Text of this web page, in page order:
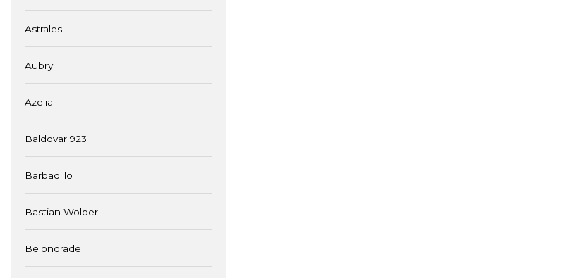
Astrales
Aubry
Azelia
Baldovar 923
Barbadillo
Bastian Wolber
Belondrade